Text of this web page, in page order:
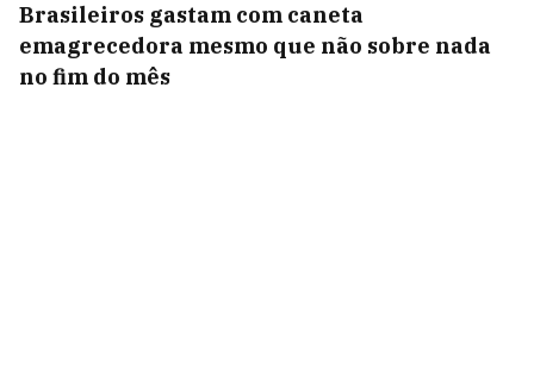
Brasileiros gastam com caneta
emagrecedora mesmo que não sobre nada
no fim do mês